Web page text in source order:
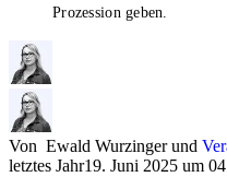
Prozession geben.
Von Ewald Wurzingerund
letztes Jahr19. Juni 2025 um